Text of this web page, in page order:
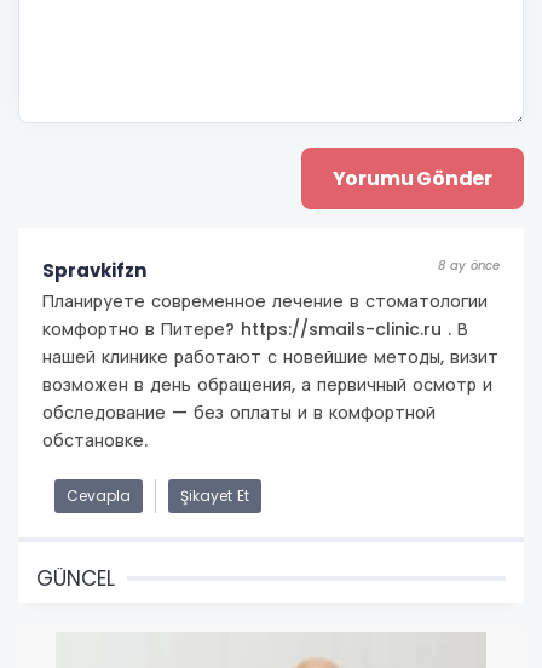
Spravkifzn 8 ay önce
Планируете современное лечение в стоматологии
комфортно в Питере? https://smails-clinic.ru . В
нашей клинике работают с новейшие методы, визит
возможен в день обращения, а первичный осмотр и
обследование — без оплаты и в комфортной
обстановке.
Cevapla Şikayet Et
GÜNCEL